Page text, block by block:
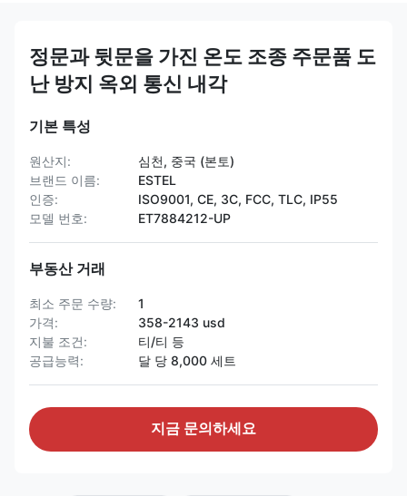
정문과 뒷문을 가진 온도 조종 주문품 도
난 방지 옥외 통신 내각
기본 특성
원산지:
심천, 중국 (본토)
브랜드 이름:
ESTEL
인증:
ISO9001, CE, 3C, FCC, TLC, IP55
모델 번호:
ET7884212-UP
부동산 거래
최소 주문 수량:
1
가격:
358-2143 usd
지불 조건:
티/티 등
공급능력:
달 당 8,000 세트
지금 문의하세요